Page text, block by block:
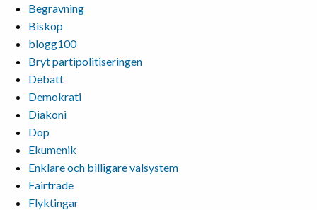
Begravning
Biskop
blogg100
Bryt partipolitiseringen
Debatt
Demokrati
Diakoni
Dop
Ekumenik
Enklare och billigare valsystem
Fairtrade
Flyktingar